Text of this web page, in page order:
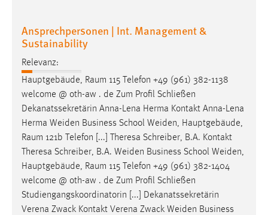
Ansprechpersonen | Int. Management &
Sustainability
Relevanz:
Hauptgebäude, Raum 115 Telefon +49 (961) 382-1138
welcome @ oth-aw . de Zum Profil Schließen
Dekanatssekretärin Anna-Lena Herma Kontakt Anna-Lena
Herma Weiden Business School Weiden, Hauptgebäude,
Raum 121b Telefon [...] Theresa Schreiber, B.A. Kontakt
Theresa Schreiber, B.A. Weiden Business School Weiden,
Hauptgebäude, Raum 115 Telefon +49 (961) 382-1404
welcome @ oth-aw . de Zum Profil Schließen
Studiengangskoordinatorin [...] Dekanatssekretärin
Verena Zwack Kontakt Verena Zwack Weiden Business